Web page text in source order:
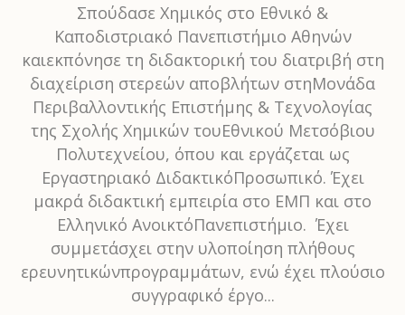
Σπούδασε Χημικός στο Εθνικό &
Καποδιστριακό Πανεπιστήμιο Αθηνών
καιεκπόνησε τη διδακτορική του διατριβή στη
διαχείριση στερεών αποβλήτων στηΜονάδα
Περιβαλλοντικής Επιστήμης & Τεχνολογίας
της Σχολής Χημικών τουΕθνικού Μετσόβιου
Πολυτεχνείου, όπου και εργάζεται ως
Εργαστηριακό ΔιδακτικόΠροσωπικό. Έχει
μακρά διδακτική εμπειρία στο ΕΜΠ και στο
Ελληνικό ΑνοικτόΠανεπιστήμιο. Έχει
συμμετάσχει στην υλοποίηση πλήθους
ερευνητικώνπρογραμμάτων, ενώ έχει πλούσιο
συγγραφικό έργο...